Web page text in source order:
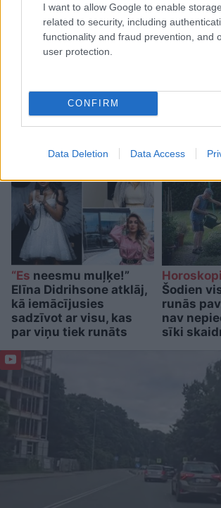
I want to allow Google to enable storage
related to security, including
functionality and fraud prevention, and
user protection.
CONFIRM
Data Deletion Data Access
Vaidarbs no 9.00 līdz
jūs tracina?
izceļ četrus
datumus, kuru
īpašniekiem
svarīga
“Es neesmu muļķe!”
Elīna Didrihsone atklāj,
kā iemācījusies
sadzīvot ar visu, kas
par viņu tiek runāts
Horoskopi
Šodien
runās
nav
sīki